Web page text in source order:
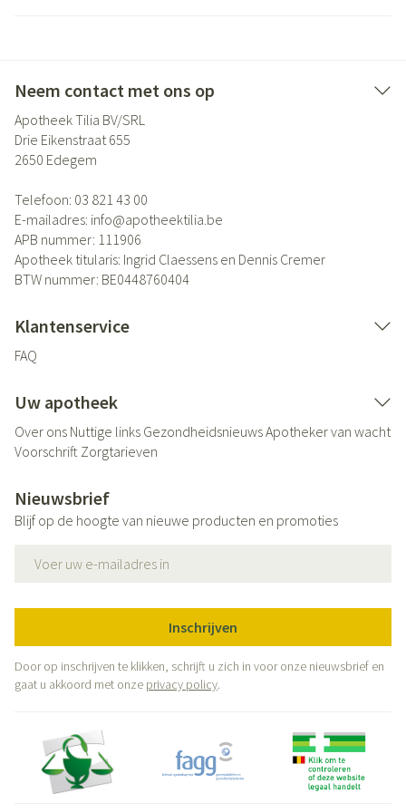
Neem contact met ons op
Apotheek Tilia BV/SRL
Drie Eikenstraat 655
2650 Edegem
Telefoon: 03 821 43 00
E-mailadres: info@apotheektilia.be
APB nummer: 111906
Apotheek titularis: Ingrid Claessens en Dennis Cremer
BTW nummer: BE0448760404
Klantenservice
FAQ
Uw apotheek
Over ons Nuttige links GezondheidsnieuwsApotheker van wacht
Voorschrift Zorgtarieven
Nieuwsbrief
Blijf op de hoogte van nieuwe producten en promoties
Inschrijven
Door op inschrijven te klikken, schrijft u zich in voor onze nieuwsbrief en
gaat u akkoord met onze privacy policy.